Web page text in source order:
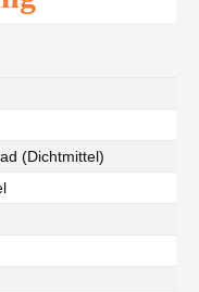
(Dichtmittel)